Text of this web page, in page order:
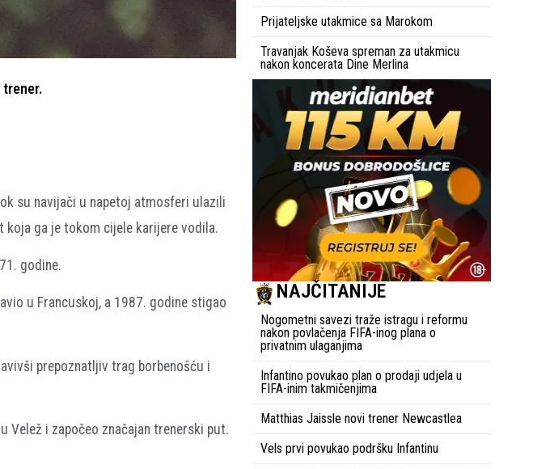
trener.
su navijači u napetoj atmosferi ulazili
koja ga je tokom cijele karijere vodila.
godine.
u Francuskoj, a 1987. godine stigao
prepoznatljiv trag borbenošću i
Velež i započeo značajan trenerski put.
Prijateljske utakmice sa Marokom
Travanjak Koševa spreman za utakmicu
nakon koncerata Dine Merlina
NAJČITANIJE
Nogometni savezi traže istragu i reformu
nakon povlačenja FIFA-inog plana o
privatnim ulaganjima
Infantino povukao plan o prodaji udjela u
FIFA-inim takmičenjima
Matthias Jaissle novi trener Newcastlea
Vels prvi povukao podršku Infantinu